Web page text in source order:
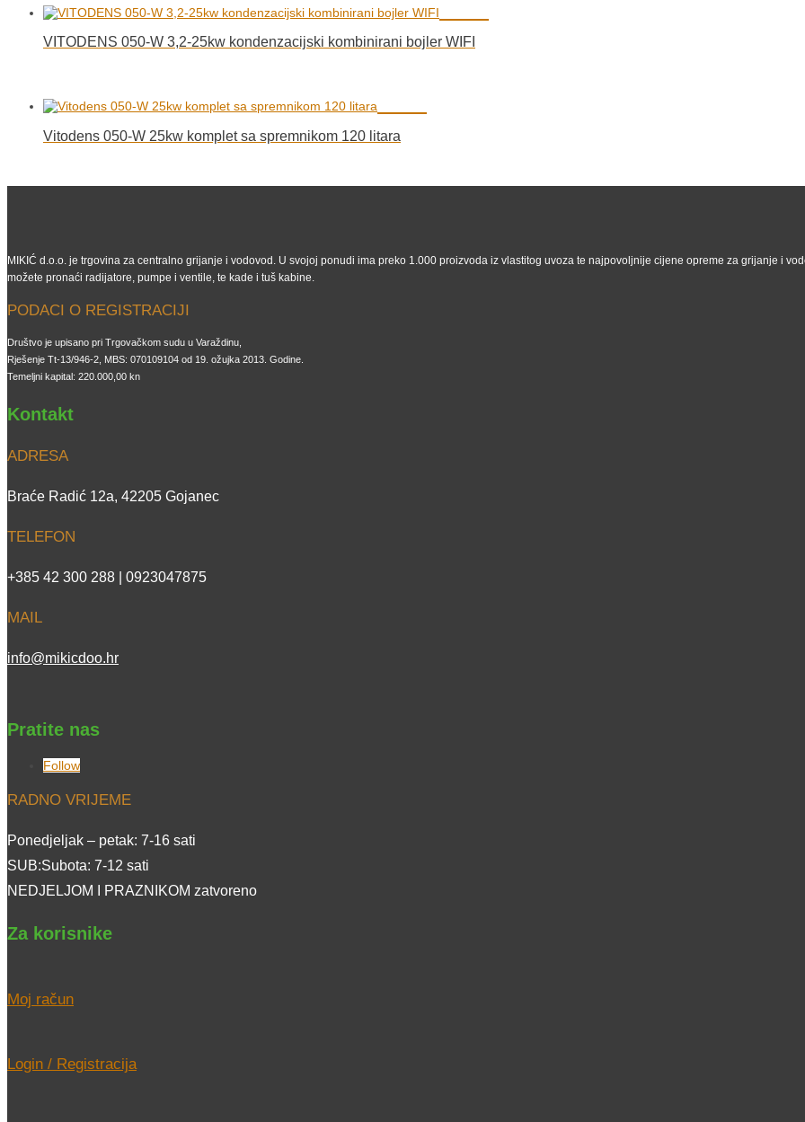
VITODENS 050-W 3,2-25kw kondenzacijski kombinirani bojler WIFI
Vitodens 050-W 25kw komplet sa spremnikom 120 litara
MIKIĆ d.o.o. je trgovina za centralno grijanje i vodovod. U svojoj ponudi ima preko 1.000 proizvoda iz vlastitog uvoza te najpovoljnije cijene opreme za grijanje i
možete pronaći radijatore, pumpe i ventile, te kade i tuš kabine.
PODACI O REGISTRACIJI
Društvo je upisano pri Trgovačkom sudu u Varaždinu,
Rješenje Tt-13/946-2, MBS: 070109104 od 19. ožujka 2013. Godine.
Temeljni kapital: 220.000,00 kn
Kontakt
ADRESA
Braće Radić 12a, 42205 Gojanec
TELEFON
+385 42 300 288 | 0923047875
MAIL
info@mikicdoo.hr
Pratite nas
Follow
RADNO VRIJEME
Ponedjeljak – petak: 7-16 sati
SUB:Subota: 7-12 sati
NEDJELJOM I PRAZNIKOM zatvoreno
Za korisnike
Moj račun
Login / Registracija